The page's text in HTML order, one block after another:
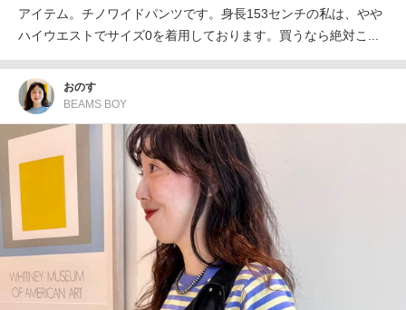
アイテム。チノワイドパンツです。身長153センチの私は、やや
ハイウエストでサイズ0を着用しております。買うなら絶対こ...
おのす
BEAMS BOY